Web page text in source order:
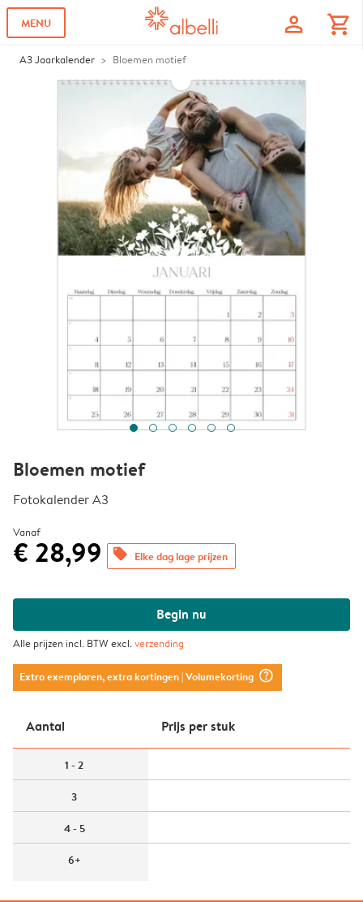
MENU profile shopping_cart
A3 Jaarkalender Bloemen motief
Bloemen motief
Fotokalender A3
Vanaf
€ 28,99 offers Elke dag lage prijzen
Begin nu
Alle prijzen incl. BTW excl.verzending
Extra exemplaren, extra kortingen| Volumekorting question_mark_circle
Aantal Prijs per stuk
1 - 2
3
4 - 5
6+